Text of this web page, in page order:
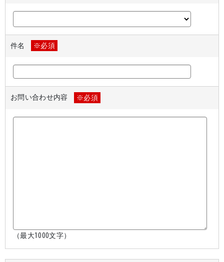
件名 ※必須
お問い合わせ内容 ※必須
（最大1000文字）